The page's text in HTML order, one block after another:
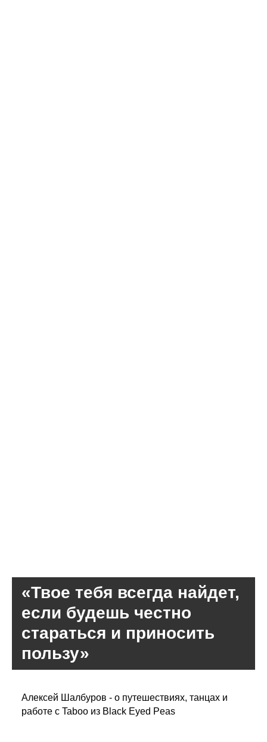
«Твое тебя всегда найдет,
если будешь честно
стараться и приносить
пользу»
Алексей Шалбуров - о путешествиях, танцах и
работе с Taboo из Black Eyed Peas